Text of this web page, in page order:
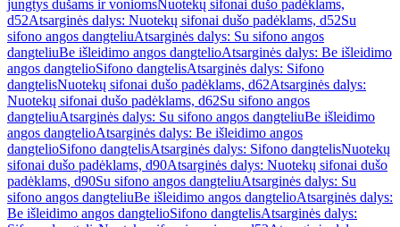
jungtys dušams ir voniomsNuotekų sifonai dušo padėklams,
d52Atsarginės dalys: Nuotekų sifonai dušo padėklams, d52Su
sifono angos dangteliuAtsarginės dalys: Su sifono angos
dangteliuBe išleidimo angos dangtelioAtsarginės dalys: Be išleidimo
angos dangtelioSifono dangtelisAtsarginės dalys: Sifono
dangtelisNuotekų sifonai dušo padėklams, d62Atsarginės dalys:
Nuotekų sifonai dušo padėklams, d62Su sifono angos
dangteliuAtsarginės dalys: Su sifono angos dangteliuBe išleidimo
angos dangtelioAtsarginės dalys: Be išleidimo angos
dangtelioSifono dangtelisAtsarginės dalys: Sifono dangtelisNuotekų
sifonai dušo padėklams, d90Atsarginės dalys: Nuotekų sifonai dušo
padėklams, d90Su sifono angos dangteliuAtsarginės dalys: Su
sifono angos dangteliuBe išleidimo angos dangtelioAtsarginės dalys:
Be išleidimo angos dangtelioSifono dangtelisAtsarginės dalys: